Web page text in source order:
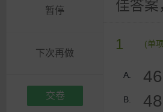
暂停
下次再做
交卷
佳答
1 (单
A.
B.